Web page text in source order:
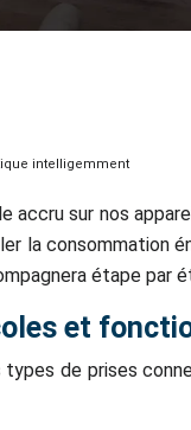
intelligemment
sur nos
la
étape
et
de prises